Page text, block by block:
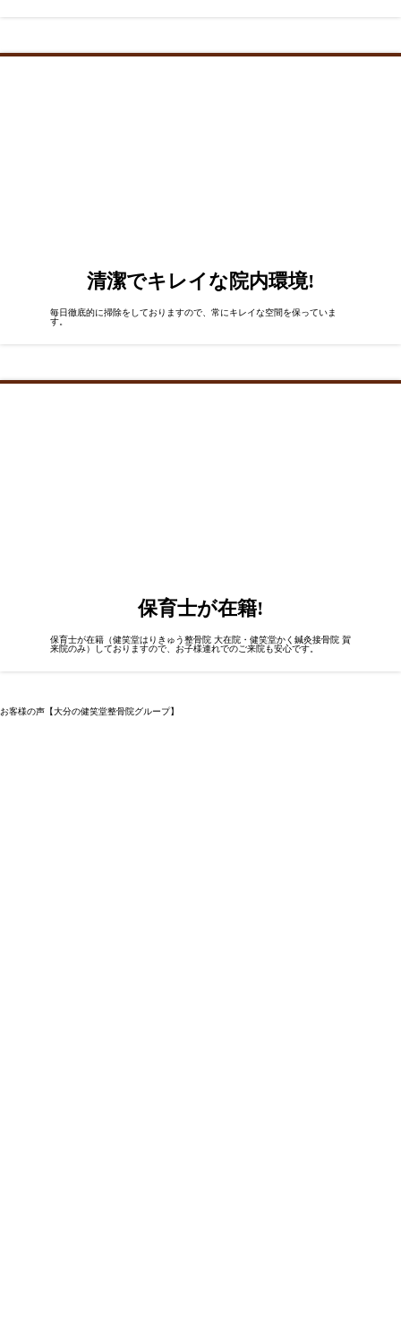
清潔でキレイな院内環境!
毎日徹底的に掃除をしておりますので、常にキレイな空間を保っていま
す。
保育士が在籍!
保育士が在籍（健笑堂はりきゅう整骨院 大在院・健笑堂かく鍼灸接骨院 賀
来院のみ）しておりますので、お子様連れでのご来院も安心です。
お客様の声【大分の健笑堂整骨院グループ】